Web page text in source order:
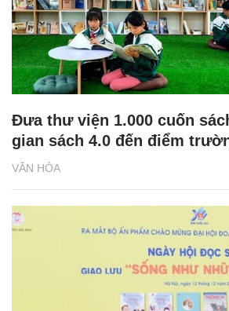
VĂN HÓA
Đưa thư viện 1.000 cuốn
gian sách 4.0 đến điểm